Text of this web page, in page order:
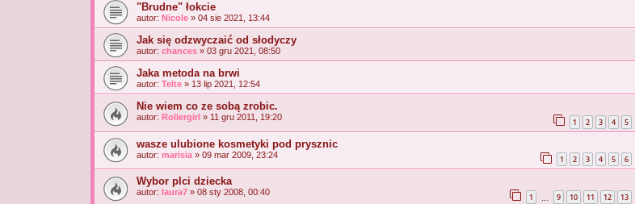
"Brudne" łokcie
autor: Nicole » 04 sie 2021, 13:44
Jak się odzwyczaić od słodyczy
autor: chances » 03 gru 2021, 08:50
Jaka metoda na brwi
autor: Telte » 13 lip 2021, 12:54
Nie wiem co ze sobą zrobic.
autor: Rollergirl » 11 gru 2011, 19:20 1 2 3 4 5
wasze ulubione kosmetyki pod prysznic
autor: marisia » 09 mar 2009, 23:24 1 2 3 4 5 6
Wybor plci dziecka
autor: laura7 » 08 sty 2008, 00:40 1 9 10 11 12 13